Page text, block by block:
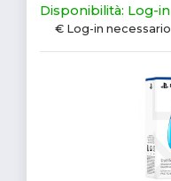
Disponibilità: Log-in
€ Log-in necessario